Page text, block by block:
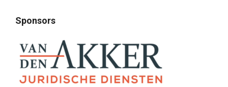
Sponsors